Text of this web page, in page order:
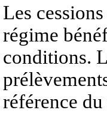
Les
régime
conditions.
référence